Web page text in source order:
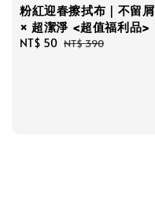
粉紅迎春擦拭布｜不留屑
× 超潔淨 <超值福利品>
Sale
NT$ 50 Regular
NT$ 390